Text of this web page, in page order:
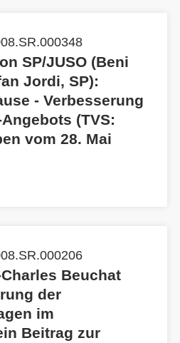
SP/JUSO (Beni
Jordi, SP):
- Verbesserung
(TVS:
vom 28. Mai
Beuchat
der
im
Beitrag zur